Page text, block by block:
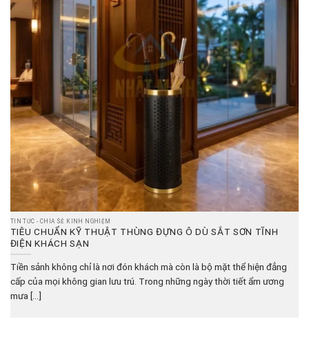
TIN TỨC - CHIA SẺ KINH NGHIỆM
TIÊU CHUẨN KỸ THUẬT THÙNG ĐỰNG Ô DÙ SẮT SƠN TĨNH
ĐIỆN KHÁCH SẠN
Tiền sảnh không chỉ là nơi đón khách mà còn là bộ mặt thể hiện đẳng
cấp của mọi không gian lưu trú. Trong những ngày thời tiết ẩm ương
mưa [...]